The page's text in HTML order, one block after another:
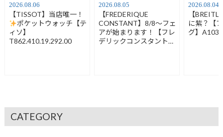
2026.08.06
【TISSOT】当店唯一！
ポケットウォッチ【テ
ィソ】
T862.410.19.292.00
2026.08.05
【FREDERIQUE
CONSTANT】8/8～フェ
アが始まります！【フレ
デリックコンスタント】
2026.08.04
【
に紫？【
グ】
CATEGORY